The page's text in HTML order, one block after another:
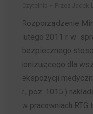
Rozporządzenie
lutego 2011 r. w
bezpiecznego
jonizującego dla
ekspozycji
r., poz. 1015.)
w pracowniach